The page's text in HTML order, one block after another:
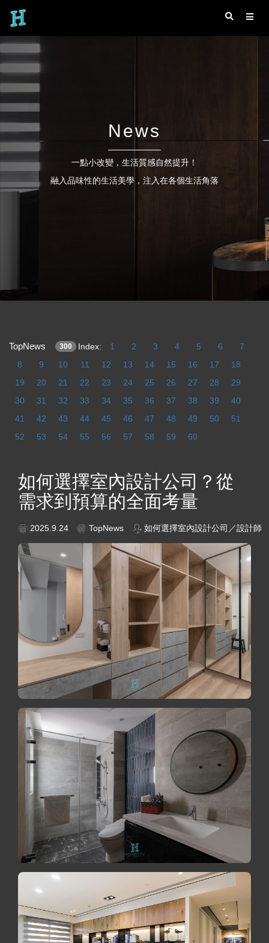
News
一點小改變，生活質感自然提升！
融入品味性的生活美學，注入在各個生活角落
TopNews 300 Index: 1 2 3 4 5 6
7
8
9 10 11 12 13 14 15 16 17
18
19
20 21 22 23 24 25 26 27 28
29
30
31 32 33 34 35 36 37 38 39
40
41
42 43 44 45 46 47 48 49 50
51
52
53 54 55 56 57 58 59 60
如何選擇室內設計公司？從
需求到預算的全面考量
2025.9.24 TopNews 如何選擇室內設計公司／設計師